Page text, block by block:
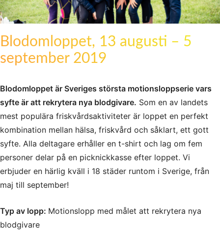
Blodomloppet, 13 augusti – 5
september 2019
Blodomloppet är Sveriges största motionsloppserie vars
syfte är att rekrytera nya blodgivare. Som en av landets
mest populära friskvårdsaktiviteter är loppet en perfekt
kombination mellan hälsa, friskvård och såklart, ett gott
syfte. Alla deltagare erhåller en t-shirt och lag om fem
personer delar på en picknickkasse efter loppet. Vi
erbjuder en härlig kväll i 18 städer runtom i Sverige, från
maj till september!
Typ av lopp: Motionslopp med målet att rekrytera nya
blodgivare